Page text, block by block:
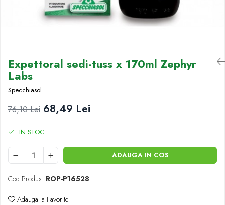
Altele-Suplimente alimentare
Expettoral sedi-tuss x 170ml Zephyr
Labs
Specchiasol
76,10 Lei 68,49 Lei
IN STOC
ADAUGA IN COS
Cod Produs: ROP-P16528
Adauga la Favorite